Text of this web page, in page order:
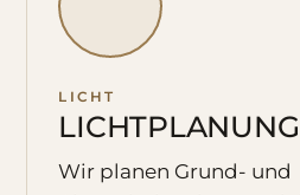
LICHT
LICHTPLANUNG
Wir planen Grund- und